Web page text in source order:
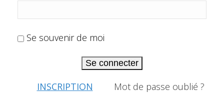
Se souvenir de moi
Se connecter
INSCRIPTION Mot de passe oublié ?